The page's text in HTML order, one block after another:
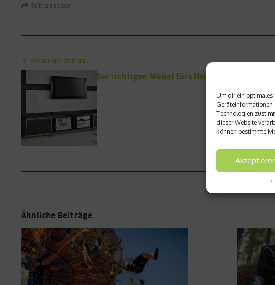
Um dir ein optimales
Technologien
dieser Website
können bestimmte
Beitrag teilen
vorheriger Beitrag
Die richtigen Möbel fürs Heimkino
Ähnliche Beiträge